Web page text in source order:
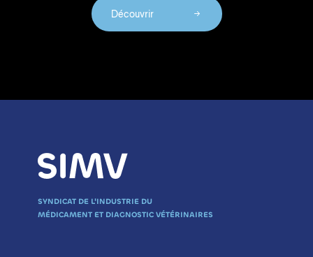
Découvrir
SYNDICAT DE L'INDUSTRIE DU
MÉDICAMENT ET DIAGNOSTIC VÉTÉRINAIRES